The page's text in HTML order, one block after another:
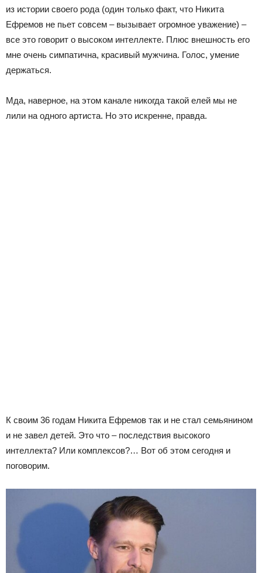
из истории своего рода (один только факт, что Никита
Ефремов не пьет совсем – вызывает огромное уважение) –
все это говорит о высоком интеллекте. Плюс внешность его
мне очень симпатична, красивый мужчина. Голос, умение
держаться.
Мда, наверное, на этом канале никогда такой елей мы не
лили на одного артиста. Но это искренне, правда.
К своим 36 годам Никита Ефремов так и не стал семьянином
и не завел детей. Это что – последствия высокого
интеллекта? Или комплексов?… Вот об этом сегодня и
поговорим.